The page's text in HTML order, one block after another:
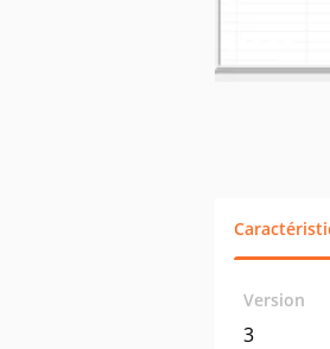
Version
3